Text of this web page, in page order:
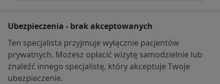
Ubezpieczenia - brak akceptowanych
Ten specjalista przyjmuje wyłącznie pacjentów
prywatnych. Możesz opłacić wizytę samodzielnie lub
znaleźć innego specjalistę, który akceptuje Twoje
ubezpieczenie.